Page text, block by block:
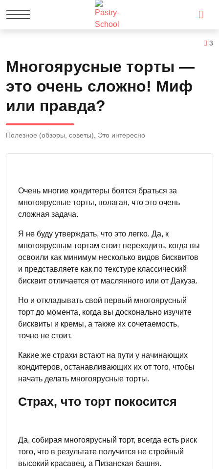
3
Многоярусные торты —
это очень сложно! Миф
или правда?
Полезное (обзоры, советы) Это интересно
Очень многие кондитеры боятся браться за
многоярусные торты, полагая, что это очень
сложная задача.
Я не буду утверждать, что это легко. Да, к
многоярусным тортам стоит переходить, когда вы
освоили как минимум несколько видов бисквитов
и представляете как по текстуре классический
бисквит отличается от маслянного или от Дакуза.
Но и откладывать свой первый многоярусный
торт до момента, когда вы досконально изучите
бисквиты и кремы, а также их сочетаемость,
точно не стоит.
Какие же страхи встают на пути у начинающих
кондитеров, останавливающих их от того, чтобы
начать делать многоярусные торты.
Страх, что торт покосится
Да, собирая многоярусный торт, всегда есть риск
того, что в результате получится не стройный
высокий красавец, а Пизанская башня.